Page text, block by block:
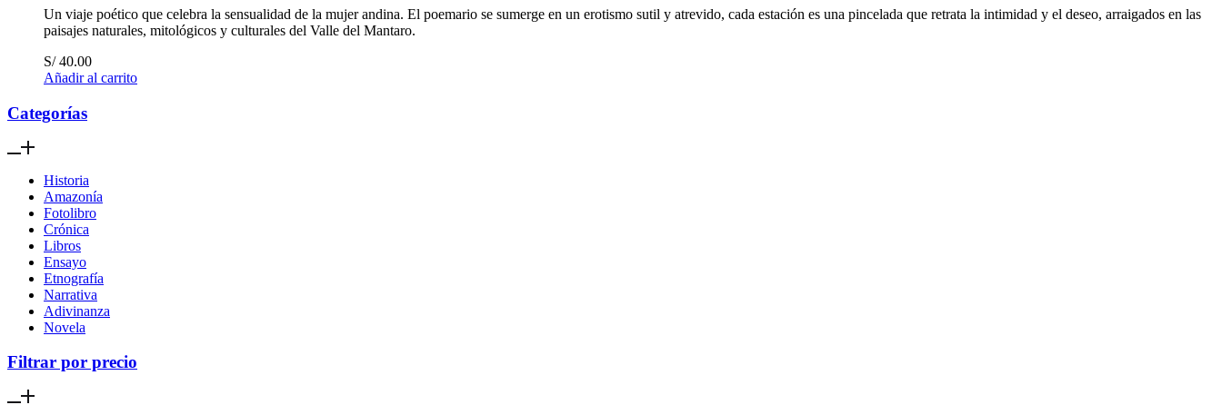
Un viaje poético que celebra la sensualidad de la mujer andina. El poemario se sumerge en un erotismo sutil y atrevido, cada estación es una pincelada que retrata la intimidad y el deseo, arraigados en las
paisajes naturales, mitológicos y culturales del Valle del Mantaro.
S/40.00
Añadir al carrito
Categorías
Historia
Amazonía
Fotolibro
Crónica
Libros
Ensayo
Etnografía
Narrativa
Adivinanza
Novela
Filtrar por precio